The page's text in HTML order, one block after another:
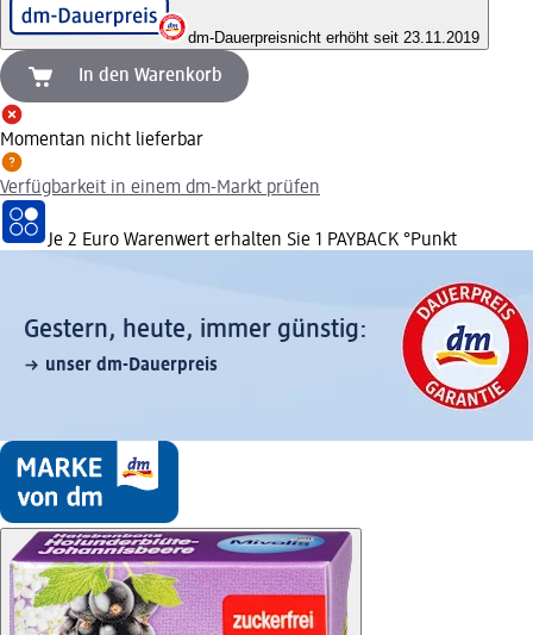
dm-Dauerpreisnicht erhöht seit 23.11.2019
In den Warenkorb
Momentan nicht lieferbar
Verfügbarkeit in einem dm-Markt prüfen
Je 2 Euro Warenwert erhalten Sie 1 PAYBACK °Punkt
Gestern, heute, immer günstig:
unser dm-Dauerpreis